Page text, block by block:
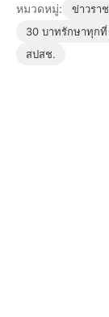
หมวดหมู่: ข่าวรา
30 บาทรักษาทุกที่
สปสช.